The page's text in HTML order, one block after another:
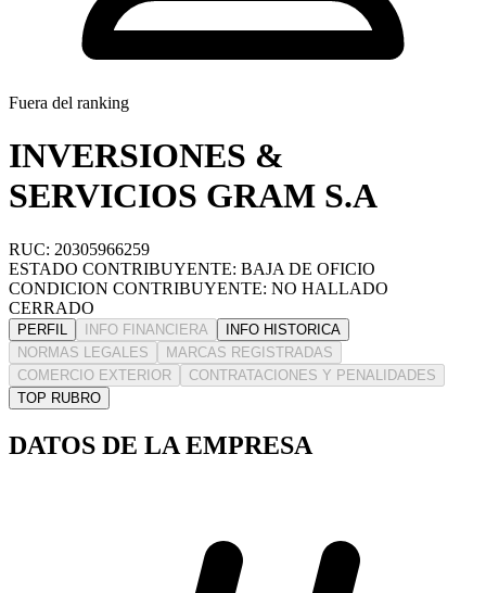
Fuera del ranking
INVERSIONES &
SERVICIOS GRAM S.A
RUC: 20305966259
ESTADO CONTRIBUYENTE: BAJA DE OFICIO
CONDICION CONTRIBUYENTE: NO HALLADO
CERRADO
PERFIL INFO FINANCIERA
INFO HISTORICA
NORMAS LEGALES
MARCAS REGISTRADAS
COMERCIO EXTERIOR
CONTRATACIONES Y PENALIDADES
TOP RUBRO
DATOS DE LA EMPRESA